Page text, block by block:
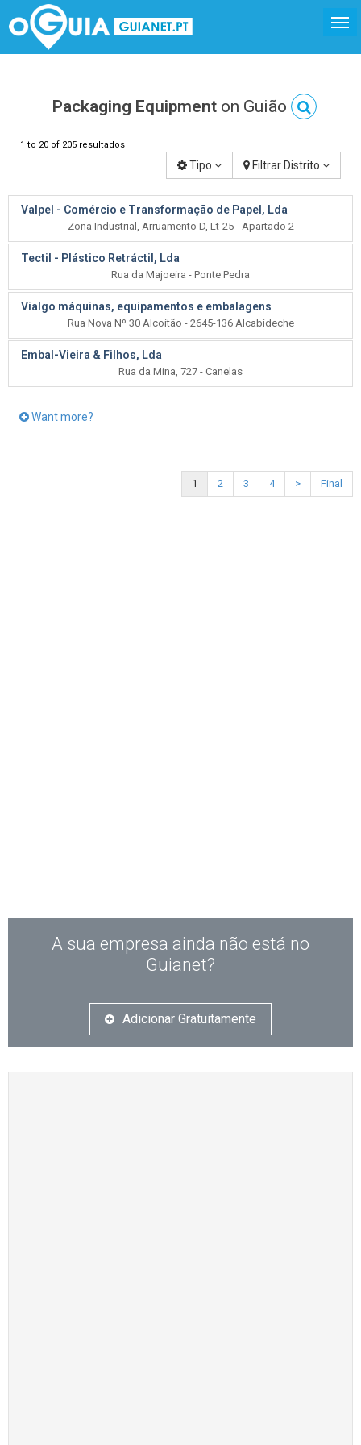
Packaging Equipment on Guião
1 to 20 of 205 resultados
Tipo Filtrar Distrito
Valpel - Comércio e Transformação de Papel, Lda
Zona Industrial, Arruamento D, Lt-25 - Apartado 2
Tectil - Plástico Retráctil, Lda
Rua da Majoeira - Ponte Pedra
Vialgo máquinas, equipamentos e embalagens
Rua Nova Nº 30 Alcoitão - 2645-136 Alcabideche
Embal-Vieira & Filhos, Lda
Rua da Mina, 727 - Canelas
Want more?
1 2 3 4 > Final
A sua empresa ainda não está no
Guianet?
Adicionar Gratuitamente